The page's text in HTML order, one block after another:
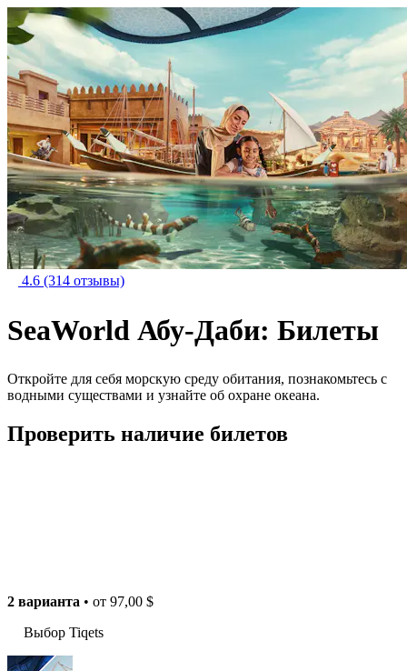
4.6 (314 отзывы)
SeaWorld Абу-Даби: Билеты
Откройте для себя морскую среду обитания, познакомьтесь с
водными существами и узнайте об охране океана.
Проверить наличие билетов
2 варианта • от 97,00 $
Выбор Tiqets